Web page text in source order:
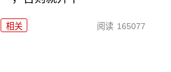
相关 阅读 165077